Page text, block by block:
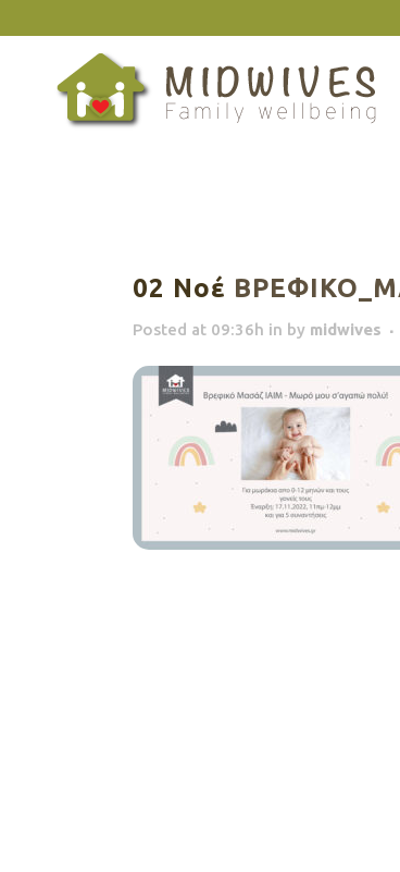
02 Νοέ
Posted at 09:36h in by midwives